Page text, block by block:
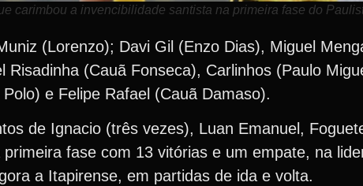
carimbou a invencibilidade santista na primeira fase do
(Lorenzo); Davi Gil (Enzo Dias), Miguel
(Cauã Fonseca), Carlinhos (Paulo
e Felipe Rafael (Cauã Damaso).
de Ignacio (três vezes), Luan Emanuel,
fase com 13 vitórias e um empate, na
a Itapirense, em partidas de ida e volta.